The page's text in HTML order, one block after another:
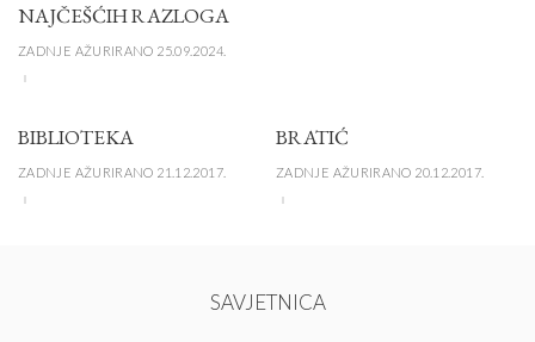
NAJČEŠĆIH RAZLOGA
ZADNJE AŽURIRANO 25.09.2024.
BIBLIOTEKA
ZADNJE AŽURIRANO 21.12.2017.
BRATIĆ
ZADNJE AŽURIRANO 20.12.2017.
SAVJETNICA